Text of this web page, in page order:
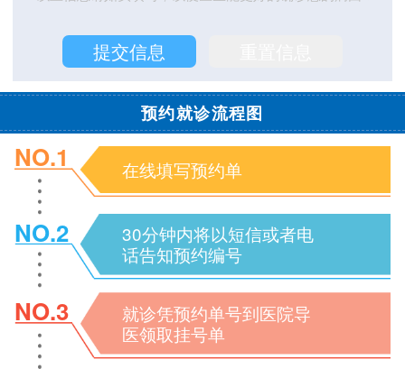
预约就诊流程图
NO.1 在线填写预约单
NO.2
30分钟内将以短信或者电
话告知预约编号
NO.3
就诊凭预约单号到医院导
医领取挂号单